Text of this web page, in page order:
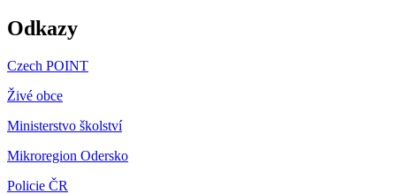
Odkazy
Czech POINT
Živé obce
Ministerstvo školství
Mikroregion Odersko
Policie ČR